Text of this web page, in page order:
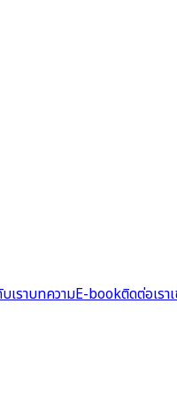
เราบทความE-bookติดต่อเรา